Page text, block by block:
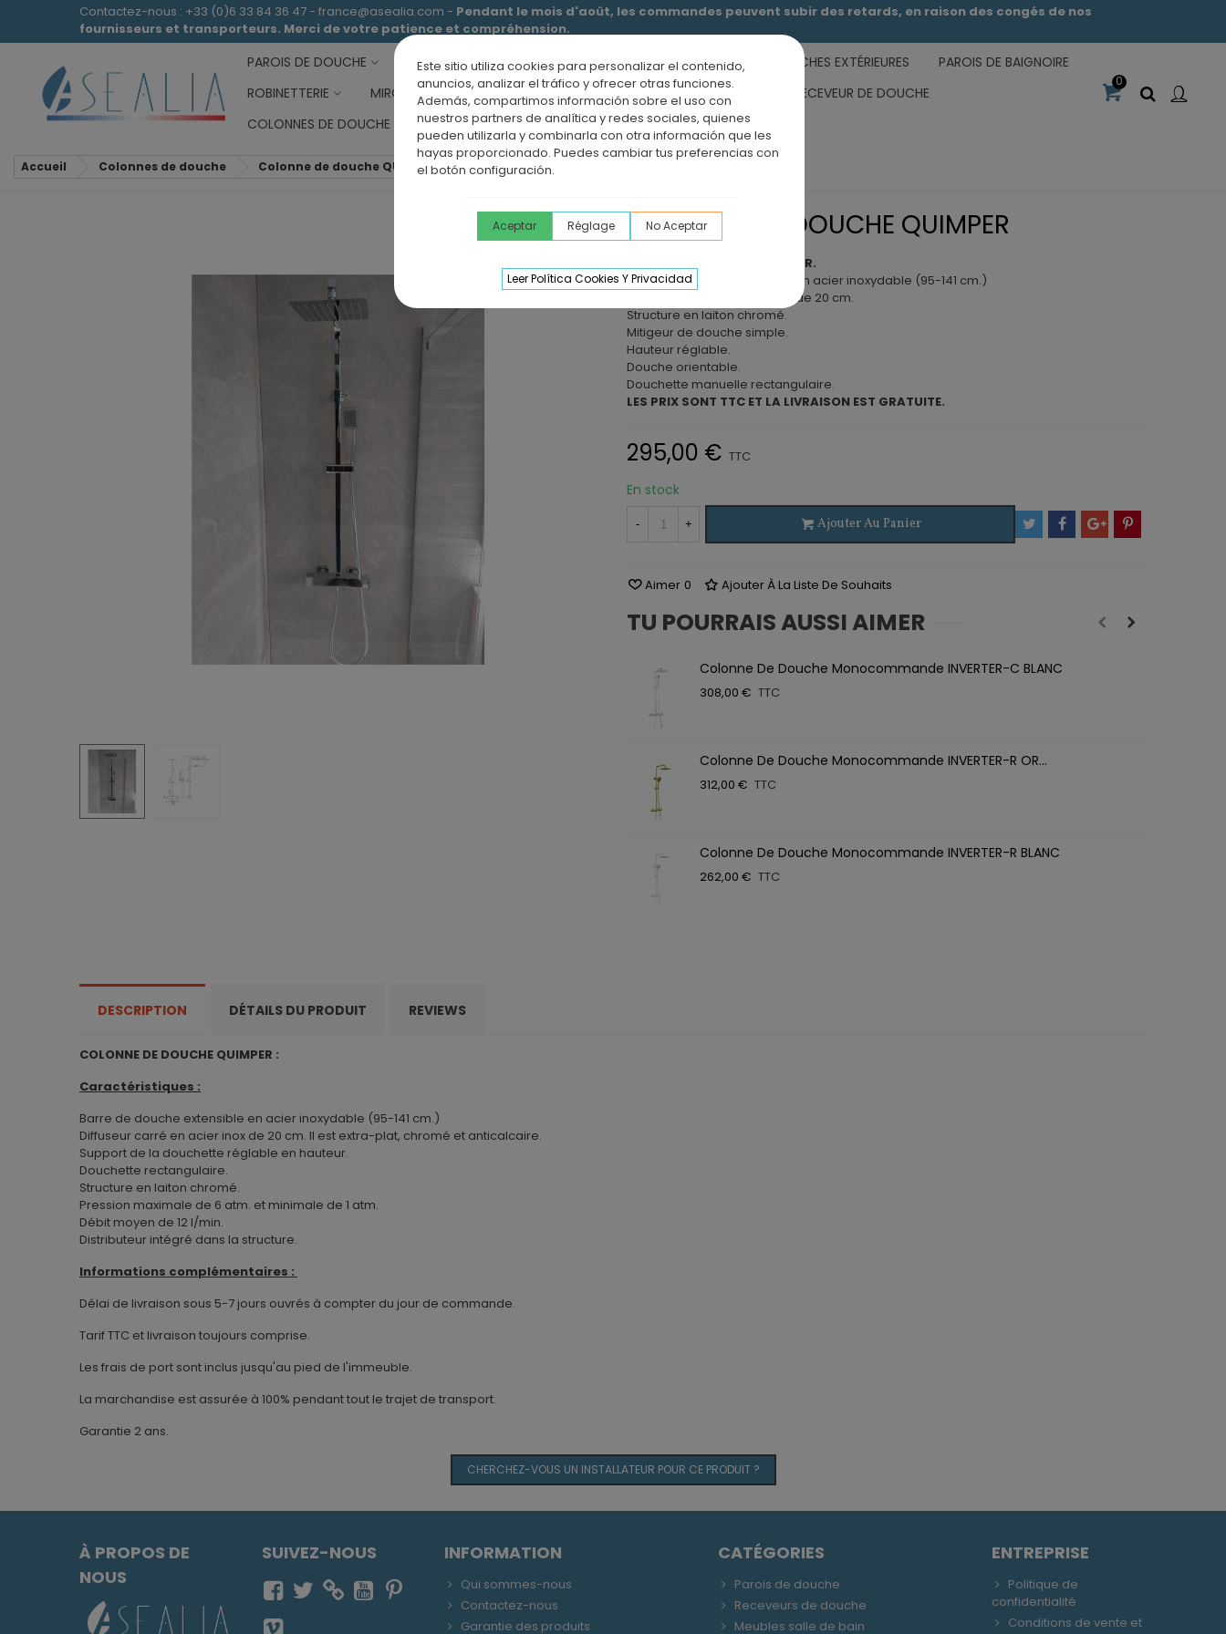
Este sitio utiliza cookies para personalizar el contenido,
anuncios, analizar el tráfico y ofrecer otras funciones.
Además, compartimos información sobre el uso con
nuestros partners de analítica y redes sociales, quienes
pueden utilizarla y combinarla con otra información que les
hayas proporcionado. Puedes cambiar tus preferencias con
el botón configuración.
Aceptar Réglage No Aceptar
Leer Política Cookies Y Privacidad
Contactez-nous : +33 (0)6 33 84 36 47 - france@asealia.com - Pendant le mois d'août, les commandes peuvent subir des retards, en raison des congés de nos
fournisseurs et transporteurs. Merci de votre patience et compréhension.
PAROIS DE DOUCHE RECEVEURS DE DOUCHE MEUBLES SALLE DE BAIN DOUCHES EXTÉRIEURES
PAROIS DE BAIGNOIRE
ROBINETTERIE
MIROIRS DE SALLE DE BAIN PANNEAUX MURAUX
OFFRE PAROI + RECEVEUR DE DOUCHE
COLONNES DE DOUCHE
ÉVIERS DE CUISINE BLOG
0
Accueil Colonnes de douche Colonne de douche QUIMPER
COLONNE DE DOUCHE QUIMPER
Colonne de douche QUIMPER.
Barre de douche extensible en acier inoxydable (95-141 cm.)
Diffuseur carré en acier inox de 20 cm.
Structure en laiton chromé.
Mitigeur de douche simple.
Hauteur réglable.
Douche orientable.
Douchette manuelle rectangulaire.
LES PRIX SONT TTC ET LA LIVRAISON EST GRATUITE.
295,00 € TTC
En stock
- + Ajouter Au Panier
Aimer 0 Ajouter À La Liste De Souhaits
TU POURRAIS AUSSI AIMER
Colonne De Douche Monocommande INVERTER-C BLANC
308,00 € TTC
Colonne De Douche Monocommande INVERTER-R OR...
312,00 € TTC
Colonne De Douche Monocommande INVERTER-R BLANC
262,00 € TTC
DESCRIPTION DÉTAILS DU PRODUIT REVIEWS
COLONNE DE DOUCHE QUIMPER :
Caractéristiques :
Barre de douche extensible en acier inoxydable (95-141 cm.)
Diffuseur carré en acier inox de 20 cm. Il est extra-plat, chromé et anticalcaire.
Support de la douchette réglable en hauteur.
Douchette rectangulaire.
Structure en laiton chromé.
Pression maximale de 6 atm. et minimale de 1 atm.
Débit moyen de 12 l/min.
Distributeur intégré dans la structure.
Informations complémentaires :
Délai de livraison sous 5-7 jours ouvrés à compter du jour de commande.
Tarif TTC et livraison toujours comprise.
Les frais de port sont inclus jusqu'au pied de l'immeuble.
La marchandise est assurée à 100% pendant tout le trajet de transport.
Garantie 2 ans.
CHERCHEZ-VOUS UN INSTALLATEUR POUR CE PRODUIT ?
À PROPOS DE
NOUS
SUIVEZ-NOUS INFORMATION
Qui sommes-nous
Contactez-nous
Garantie des produits
CATÉGORIES
Parois de douche
Receveurs de douche
Meubles salle de bain
ENTREPRISE
Politique de
confidentialité
Conditions de vente et